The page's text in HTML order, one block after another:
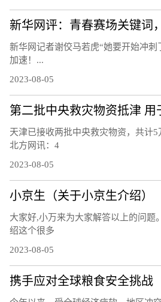
新华网评：青春赛场关键词
新华网记者谢佼马若虎“她要开始冲
加速！...
2023-08-05
天津已接收两批中央救灾物资，共计
北方网讯：4
2023-08-05
小京生（关于小京生介绍）
大家好,小万来为大家解答以上的问题
绍这个很多
2023-08-05
携手应对全球粮食安全挑战